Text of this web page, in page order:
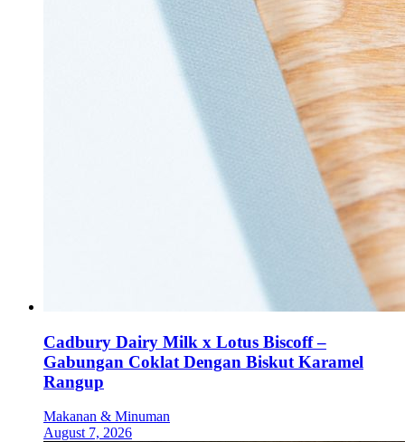
Cadbury Dairy Milk x Lotus Biscoff –
Gabungan Coklat Dengan Biskut Karamel
Rangup
Makanan & Minuman
August 7, 2026